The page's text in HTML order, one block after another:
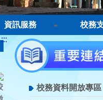
資訊服務
校務
:::
校務資料開放專區